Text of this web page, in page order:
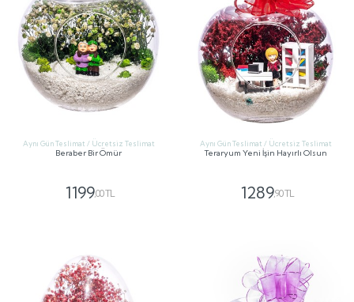
Aynı Gün Teslimat / Ücretsiz Teslimat
Beraber Bir Ömür
1199,00 TL
Aynı Gün Teslimat / Ücretsiz Teslimat
Teraryum Yeni İşin Hayırlı Olsun
1289,90 TL